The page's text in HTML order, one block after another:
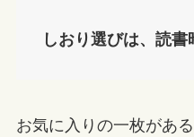
しおり選びは、読書
お気に入りの一枚があ